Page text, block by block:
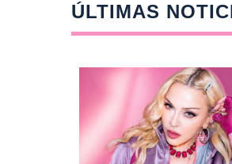
ÚLTIMAS